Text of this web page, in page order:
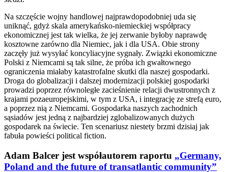
Na szczęście wojny handlowej najprawdopodobniej uda się
uniknąć, gdyż skala amerykańsko-niemieckiej współpracy
ekonomicznej jest tak wielka, że jej zerwanie byłoby naprawdę
kosztowne zarówno dla Niemiec, jak i dla USA. Obie strony
zaczęły już wysyłać koncyliacyjne sygnały. Związki ekonomiczne
Polski z Niemcami są tak silne, że próba ich gwałtownego
ograniczenia miałaby katastrofalne skutki dla naszej gospodarki.
Droga do globalizacji i dalszej modernizacji polskiej gospodarki
prowadzi poprzez równoległe zacieśnienie relacji dwustronnych z
krajami pozaeuropejskimi, w tym z USA, i integrację ze strefą euro,
a poprzez nią z Niemcami. Gospodarka naszych zachodnich
sąsiadów jest jedną z najbardziej zglobalizowanych dużych
gospodarek na świecie. Ten scenariusz niestety brzmi dzisiaj jak
fabuła powieści political fiction.
Adam Balcer jest współautorem raportu „Germany,
Poland and the future of transatlantic community”